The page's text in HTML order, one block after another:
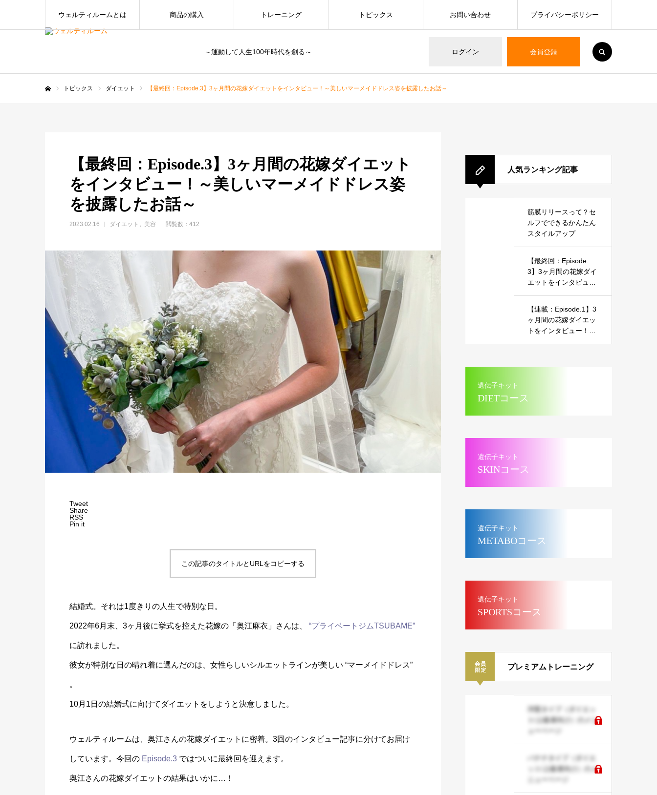
～運動して人生100年時代を創る～ ログイン 会員登録
ウェルティルームとは 商品の購入 トレーニング トピックス お問い合わせ プライバシーポリシー
トピックス ダイエット 【最終回：Episode.3】3ヶ月間の花嫁ダイエットをインタビュー！～美しいマーメイドドレス姿を披露したお話～
【最終回：Episode.3】3ヶ月間の花嫁ダイエット
をインタビュー！～美しいマーメイドドレス姿
を披露したお話～
2023.02.16 ダイエット 美容 閲覧数：412
Tweet
Share
RSS
Pin it
この記事のタイトルとURLをコピーする
結婚式。それは1度きりの人生で特別な日。
2022年6月末、3ヶ月後に挙式を控えた花嫁の「奥江麻衣」さんは、 “プライベートジムTSUBAME”
に訪れました。
彼女が特別な日の晴れ着に選んだのは、女性らしいシルエットラインが美しい “マーメイドドレス”
。
10月1日の結婚式に向けてダイエットをしようと決意しました。
ウェルティルームは、奥江さんの花嫁ダイエットに密着。3回のインタビュー記事に分けてお届け
しています。今回の Episode.3 ではついに最終回を迎えます。
奥江さんの花嫁ダイエットの結果はいかに…！
人気ランキング記事
筋膜リリースって？セ
ルフでできるかんたん
スタイルアップ
【最終回：Episode.
3】3ヶ月間の花嫁ダイ
エットをインタビュ
お話～
【連載：Episode.1】3
ヶ月間の花嫁ダイエッ
トをインタビュー！～
遺伝子キット
DIETコース
遺伝子キット
SKINコース
遺伝子キット
METABOコース
遺伝子キット
SPORTSコース
プレミアムトレーニング
洋梨タイプ（ダイエッ
ト/上級者向け）のメニ
ューページ
バナナタイプ（ダイエ
ット/上級者向け）のメ
ニューページ